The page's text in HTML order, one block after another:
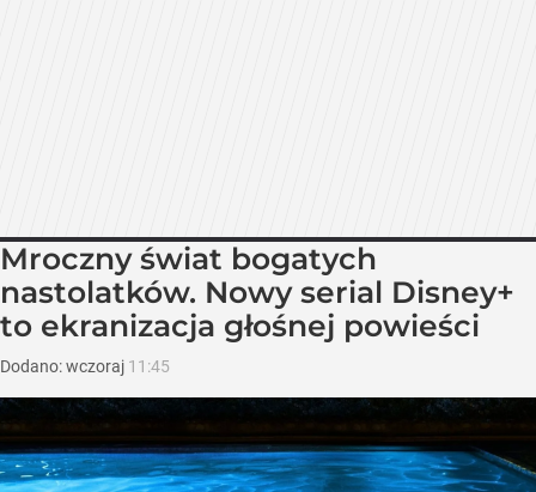
Mroczny świat bogatych
nastolatków. Nowy serial Disney+
to ekranizacja głośnej powieści
Dodano:wczoraj 11:45